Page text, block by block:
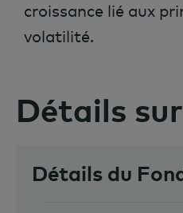
croissance lié aux
volatilité.
Détails
Détails du